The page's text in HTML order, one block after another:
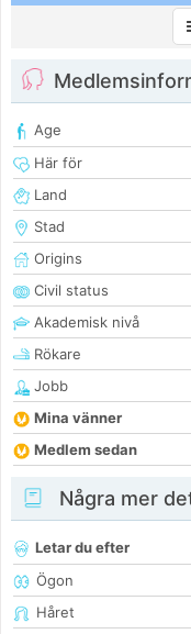
Age
Här för
Land
Stad
Origins
Civil status
Akademisk nivå
Rökare
Jobb
Mina vänner
Medlem sedan
Några mer
Letar du efter
Ögon
Håret